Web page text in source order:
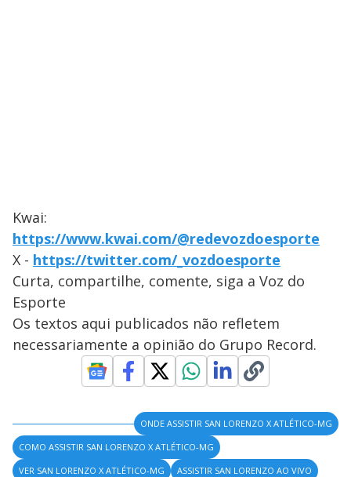
Kwai:
https://www.kwai.com/@redevozdoesporte
X - https://twitter.com/_vozdoesporte
Curta, compartilhe, comente, siga a Voz do
Esporte
Os textos aqui publicados não refletem
necessariamente a opinião do Grupo Record.
ONDE ASSISTIR SAN LORENZO X ATLÉTICO-MG
COMO ASSISTIR SAN LORENZO X ATLÉTICO-MG
VER SAN LORENZO X ATLÉTICO-MG
ASSISTIR SAN LORENZO AO VIVO